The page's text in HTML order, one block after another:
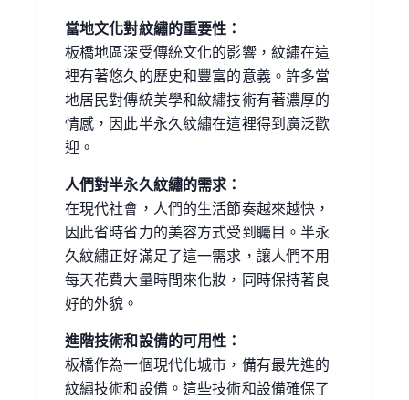
當地文化對紋繡的重要性：
板橋地區深受傳統文化的影響，紋繡在這
裡有著悠久的歷史和豐富的意義。許多當
地居民對傳統美學和紋繡技術有著濃厚的
情感，因此半永久紋繡在這裡得到廣泛歡
迎。
人們對半永久紋繡的需求：
在現代社會，人們的生活節奏越來越快，
因此省時省力的美容方式受到矚目。半永
久紋繡正好滿足了這一需求，讓人們不用
每天花費大量時間來化妝，同時保持著良
好的外貌。
進階技術和設備的可用性：
板橋作為一個現代化城市，備有最先進的
紋繡技術和設備。這些技術和設備確保了